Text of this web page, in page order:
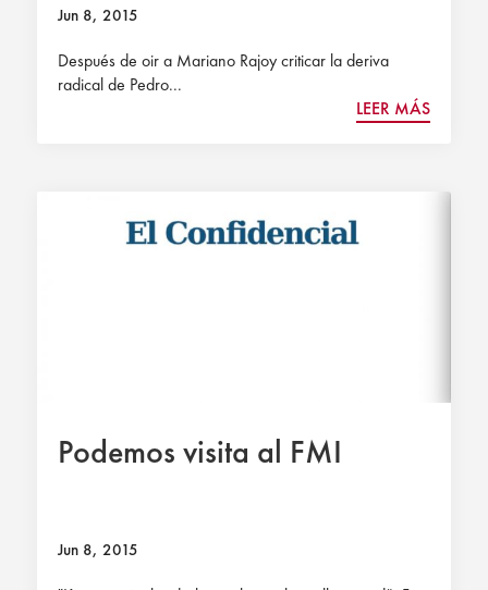
Jun 8, 2015
Después de oir a Mariano Rajoy criticar la deriva
radical de Pedro...
LEER MÁS
Podemos visita al FMI
Jun 8, 2015